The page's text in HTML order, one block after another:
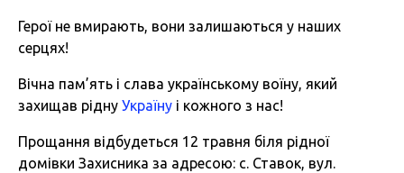
Герої не вмирають, вони залишаються у наших
серцях!
Вічна пам’ять і слава українському воїну, який
захищав рідну Україну і кожного з нас!
Прощання відбудеться 12 травня біля рідної
домівки Захисника за адресою: с. Ставок, вул.